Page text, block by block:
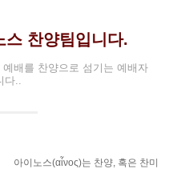
스 찬양팀입니다.
배를 찬양으로 섬기는 예배자
다..
아이노스(αἶνος)는 찬양, 혹은 찬미